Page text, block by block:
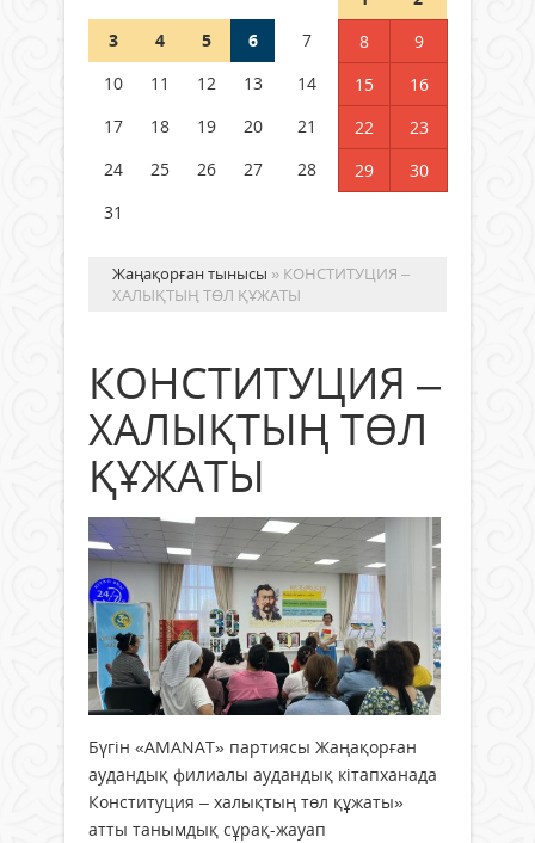
Германия аптап ыстыққа
бастады
04 тамыз 2026 ж.
3
4 5 6 7 8
9
10
11 12 13 14 15
16
17
18 19 20 21 22
23
24
25 26 27 28 29
30
31
Жаңақорған тынысы » КОНСТИТУЦИЯ –
ХАЛЫҚТЫҢ ТӨЛ ҚҰЖАТЫ
КОНСТИТУЦИЯ –
ХАЛЫҚТЫҢ ТӨЛ
ҚҰЖАТЫ
Бүгін «AMANAT» партиясы Жаңақорған
аудандық филиалы аудандық кітапханада
Конституция – халықтың төл құжаты»
атты танымдық сұрақ-жауап